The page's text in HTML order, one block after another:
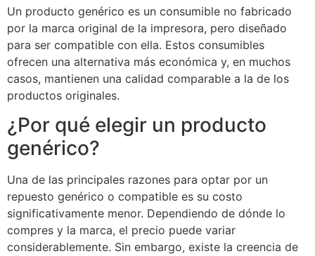
Un producto genérico es un consumible no fabricado
por la marca original de la impresora, pero diseñado
para ser compatible con ella. Estos consumibles
ofrecen una alternativa más económica y, en muchos
casos, mantienen una calidad comparable a la de los
productos originales.
¿Por qué elegir un producto
genérico?
Una de las principales razones para optar por un
repuesto genérico o compatible es su costo
significativamente menor. Dependiendo de dónde lo
compres y la marca, el precio puede variar
considerablemente. Sin embargo, existe la creencia de